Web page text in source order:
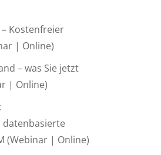
Kostenfreier
| Online)
– was Sie jetzt
| Online)
datenbasierte
(Webinar | Online)